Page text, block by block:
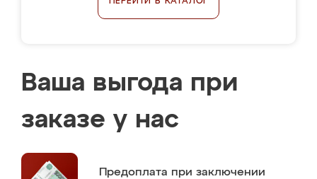
Ваша выгода при
заказе у нас
Предоплата при заключении